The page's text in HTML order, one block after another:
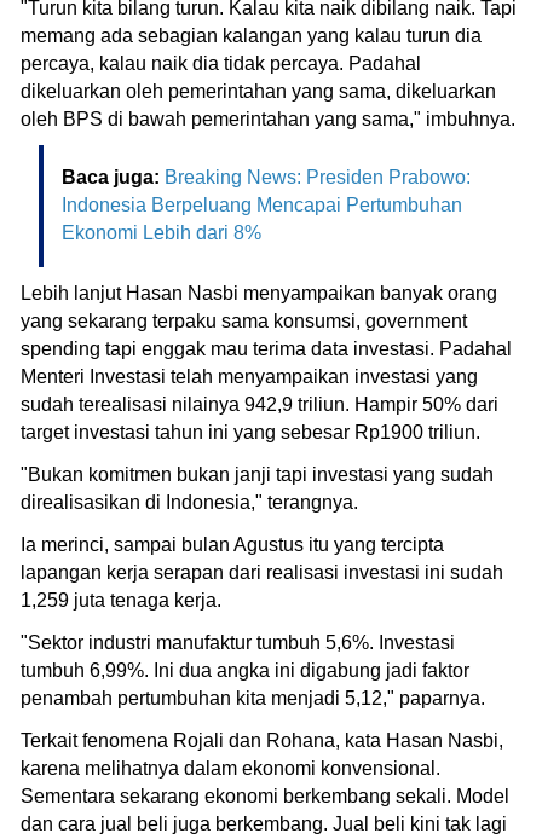
"Turun kita bilang turun. Kalau kita naik dibilang naik. Tapi
memang ada sebagian kalangan yang kalau turun dia
percaya, kalau naik dia tidak percaya. Padahal
dikeluarkan oleh pemerintahan yang sama, dikeluarkan
oleh BPS di bawah pemerintahan yang sama," imbuhnya.
Baca juga: Breaking News: Presiden Prabowo:
Indonesia Berpeluang Mencapai Pertumbuhan
Ekonomi Lebih dari 8%
Lebih lanjut Hasan Nasbi menyampaikan banyak orang
yang sekarang terpaku sama konsumsi, government
spending tapi enggak mau terima data investasi. Padahal
Menteri Investasi telah menyampaikan investasi yang
sudah terealisasi nilainya 942,9 triliun. Hampir 50% dari
target investasi tahun ini yang sebesar Rp1900 triliun.
"Bukan komitmen bukan janji tapi investasi yang sudah
direalisasikan di Indonesia," terangnya.
Ia merinci, sampai bulan Agustus itu yang tercipta
lapangan kerja serapan dari realisasi investasi ini sudah
1,259 juta tenaga kerja.
"Sektor industri manufaktur tumbuh 5,6%. Investasi
tumbuh 6,99%. Ini dua angka ini digabung jadi faktor
penambah pertumbuhan kita menjadi 5,12," paparnya.
Terkait fenomena Rojali dan Rohana, kata Hasan Nasbi,
karena melihatnya dalam ekonomi konvensional.
Sementara sekarang ekonomi berkembang sekali. Model
dan cara jual beli juga berkembang. Jual beli kini tak lagi